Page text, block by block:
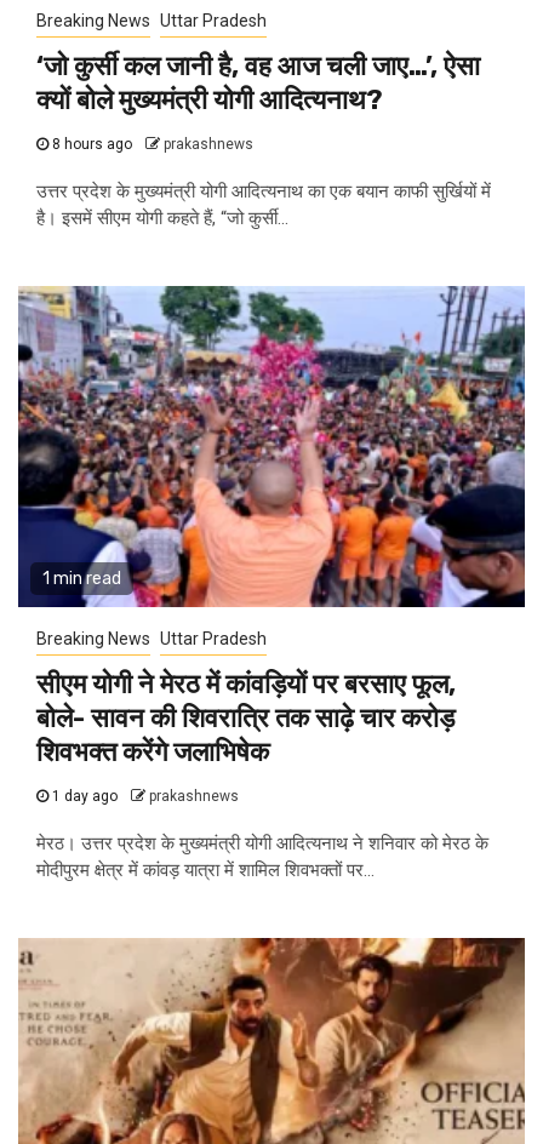
Breaking News Uttar Pradesh
‘जो कुर्सी कल जानी है, वह आज चली जाए…’, ऐसा
क्यों बोले मुख्यमंत्री योगी आदित्यनाथ?
8 hours ago prakashnews
उत्तर प्रदेश के मुख्यमंत्री योगी आदित्यनाथ का एक बयान काफी सुर्खियों में
है। इसमें सीएम योगी कहते हैं, “जो कुर्सी...
1 min read
Breaking News Uttar Pradesh
सीएम योगी ने मेरठ में कांवड़ियों पर बरसाए फूल,
बोले- सावन की शिवरात्रि तक साढ़े चार करोड़
शिवभक्त करेंगे जलाभिषेक
1 day ago prakashnews
मेरठ। उत्तर प्रदेश के मुख्यमंत्री योगी आदित्यनाथ ने शनिवार को मेरठ के
मोदीपुरम क्षेत्र में कांवड़ यात्रा में शामिल शिवभक्तों पर...